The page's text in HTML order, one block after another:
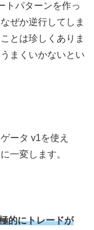
トパターンを作っ
ぜか逆行してしま
とは珍しくありま
まくいかないとい
ータ v1を使え
一変します。
的にトレードが